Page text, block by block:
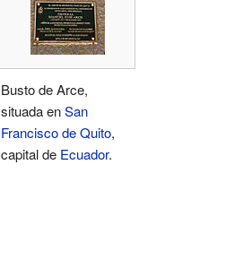
Busto de Arce,
situada enSan
Francisco de Quito,
capital de Ecuador.